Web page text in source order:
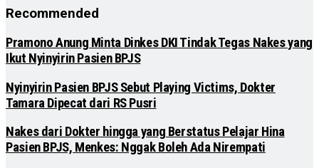
Recommended
Pramono Anung Minta Dinkes DKI Tindak Tegas Nakes yang
Ikut Nyinyirin Pasien BPJS
Nyinyirin Pasien BPJS Sebut Playing Victims, Dokter
Tamara Dipecat dari RS Pusri
Nakes dari Dokter hingga yang Berstatus Pelajar Hina
Pasien BPJS, Menkes: Nggak Boleh Ada Nirempati